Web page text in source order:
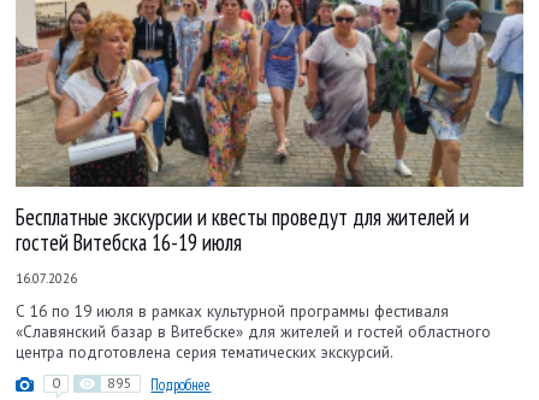
Бесплатные экскурсии и квесты проведут для жителей и
гостей Витебска 16-19 июля
16.07.2026
С 16 по 19 июля в рамках культурной программы фестиваля
«Славянский базар в Витебске» для жителей и гостей областного
центра подготовлена серия тематических экскурсий.
0 895 Подробнее